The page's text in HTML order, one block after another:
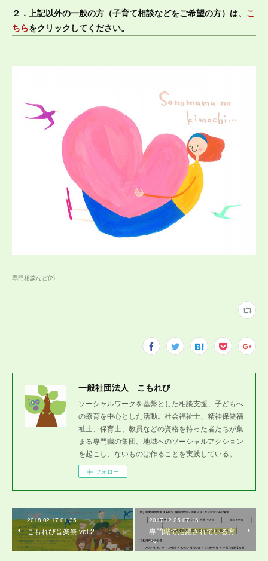
２．上記以外の一般の方（子育て相談などをご希望の方）は、 こ
ちらをクリックしてください。
専門相談など(2)
一般社団法人 こもれび
ソーシャルワークを基盤とした相談支援、子どもへ
の療育を中心とした活動。社会福祉士、精神保健福
祉士、保育士、教員などの資格を持った者たちが集
まる専門職の集団。地域へのソーシャルアクション
を起こし、ないものは作ることを実践している。
フォロー
2018.02.17 01:35
こもれび音楽祭 vol.2
2017.12.25 07:16
専門職で活躍されている方
へ